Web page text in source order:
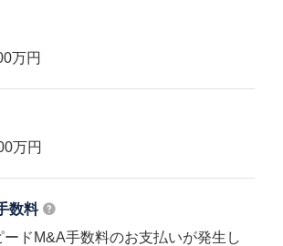
万円
万円
数料
ードM&A手数料のお支払いが発生し